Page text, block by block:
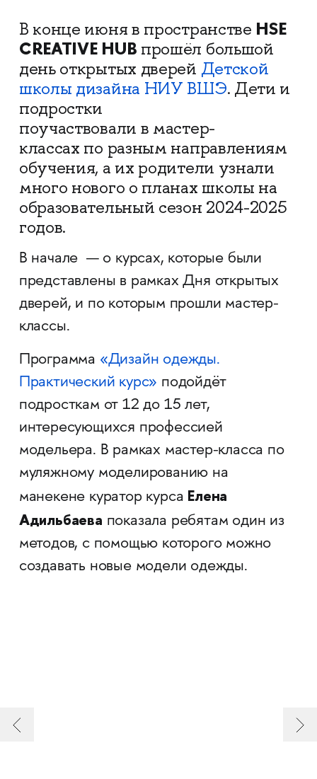
В конце июня в пространстве HSE
CREATIVE HUB прошёл большой
день открытых дверей Детской
школы дизайна НИУ ВШЭ. Дети и
подростки
поучаствовали в мастер-
классах по разным направлениям
обучения, а их родители узнали
много нового о планах школы на
образовательный сезон 2024-2025
годов.
В начале — о курсах, которые были
представлены в рамках Дня открытых
дверей, и по которым прошли мастер-
классы.
Программа «Дизайн одежды.
Практический курс» подойдёт
подросткам от 12 до 15 лет,
интересующихся профессией
модельера. В рамках мастер-класса по
муляжному моделированию на
манекене куратор курса Елена
Адильбаева показала ребятам один из
методов, с помощью которого можно
создавать новые модели одежды.